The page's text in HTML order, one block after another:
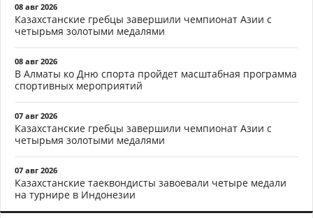
08 авг 2026
Казахстанские гребцы завершили чемпионат Азии с
четырьмя золотыми медалями
08 авг 2026
В Алматы ко Дню спорта пройдет масштабная программа
спортивных мероприятий
07 авг 2026
Казахстанские гребцы завершили чемпионат Азии с
четырьмя золотыми медалями
07 авг 2026
Казахстанские таеквондисты завоевали четыре медали
на турнире в Индонезии